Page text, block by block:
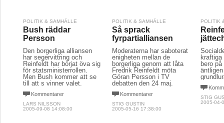
POLITIK & SAMHÄLLE
Bush räddar
Persson
Den borgerliga alliansen
har segervittring och
Reinfeldt har börjat öva sig
för statsministerrollen.
Men Bush kommer att se
till att s vinner valet.
Kommentarer
LARS NILSSON
2005-09-08 14:08:00
POLITIK & SAMHÄLLE
Så sprack
fyrpartialliansen
Moderaterna har saboterat
enigheten mellan de
borgerliga genom att låta
Fredrik Reinfeldt möta
Göran Persson i TV
debatten den 24 maj.
Kommentarer
STIG GUSTIN
2005-05-16 17:38:00
POLITIK
bero
STIG
2005-04-